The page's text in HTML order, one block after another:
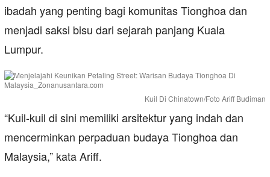
ibadah yang penting bagi komunitas Tionghoa dan
menjadi saksi bisu dari sejarah panjang Kuala
Lumpur.
Kuil Di Chinatown/Foto Ariff Budiman
“Kuil-kuil di sini memiliki arsitektur yang indah dan
mencerminkan perpaduan budaya Tionghoa dan
Malaysia,” kata Ariff.